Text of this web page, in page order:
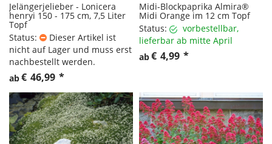
Jelängerjelieber - Lonicera
henryi 150 - 175 cm, 7,5 Liter
Topf
Status:
Dieser Artikel ist
nicht auf Lager und muss erst
nachbestellt werden.
ab€ 46,99 *
Midi-Blockpaprika Almira®
Midi Orange im 12 cm Topf
Status:
vorbestellbar,
lieferbar ab mitte April
ab€ 4,99 *